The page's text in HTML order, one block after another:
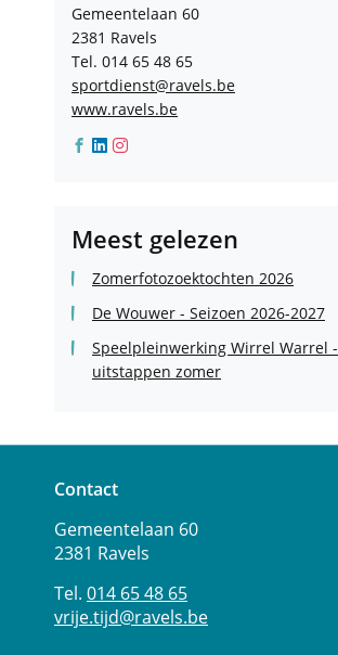
Adres
Gemeentelaan 60
,2381 Ravels
Tel. 014 65 48 65
E-
mail
sportdienst@ravels.be
Website
www.ravels.be
Meest gelezen
Zomerfotozoektochten 2026
De Wouwer - Seizoen 2026-2027
Speelpleinwerking Wirrel Warrel -
uitstappen zomer
Contact
Vrije
Tijd
Adres
Gemeentelaan 60
2381 Ravels
Tel.
014 65 48 65
E-
mail
vrije.tijd@ravels.be